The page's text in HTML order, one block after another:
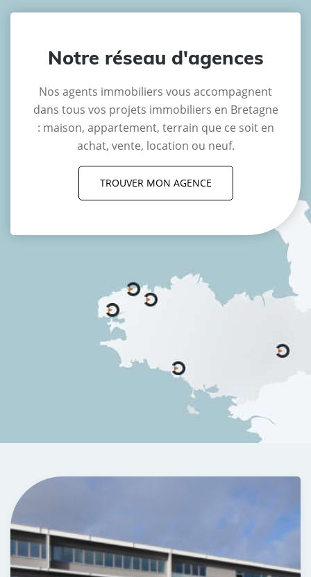
Notre réseau d'agences
Nos agents immobiliers vous accompagnent
dans tous vos projets immobiliers en Bretagne
: maison, appartement, terrain que ce soit en
achat, vente, location ou neuf.
TROUVER MON AGENCE